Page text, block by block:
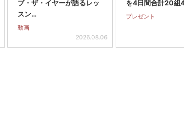
ブ・ザ・イヤーが語るレッ
スン…
動画
2026.08.06
を4日間合計20
プレゼント